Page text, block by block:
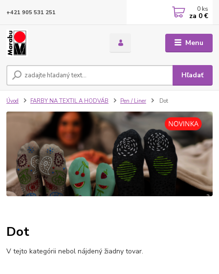
Menu
Hľadať
+421 905 531 251 0 ks
za 0 €
Úvod FARBY NA TEXTIL A HODVÁB Pen / Liner Dot
Dot
V tejto kategórii nebol nájdený žiadny tovar.